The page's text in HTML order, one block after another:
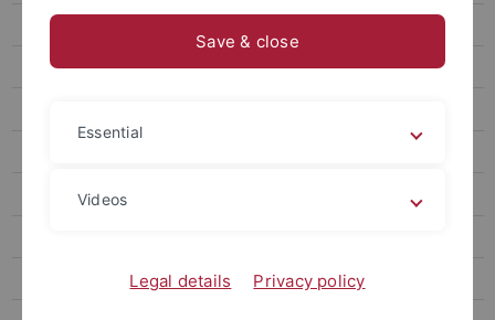
EndNote
Endpoint Antivirus
MAXQDA
Save & close
Essential
Videos
Legal details Privacy policy